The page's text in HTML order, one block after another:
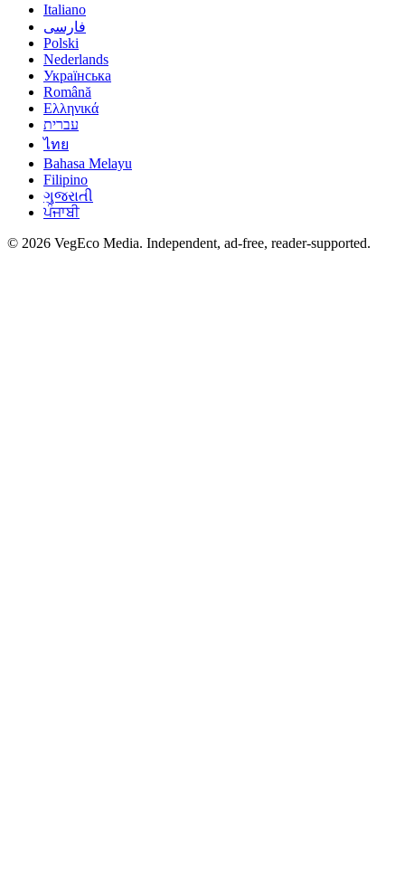
Italiano
فارسی
Polski
Nederlands
Українська
Română
Ελληνικά
עברית
ไทย
Bahasa Melayu
Filipino
ગુજરાતી
ਪੰਜਾਬੀ
© 2026 VegEco Media. Independent, ad-free, reader-supported.